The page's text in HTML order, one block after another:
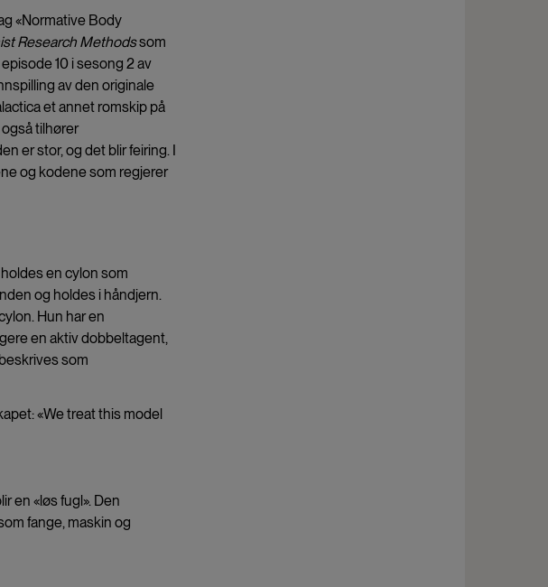
«Normative Body
Research Methodssom
10 i sesong 2 av
av den originale
et annet romskip på
tilhører
er stor, og det blir feiring. I
og kodene som regjerer
en cylon som
og holdes i håndjern.
Hun har en
en aktiv dobbeltagent,
som
«We treat this model
en «løs fugl». Den
fange, maskin og